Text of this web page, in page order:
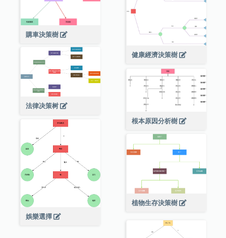
購車決策樹
健康經濟決策樹
法律决策树
根本原因分析樹
娛樂選擇
植物生存決策樹